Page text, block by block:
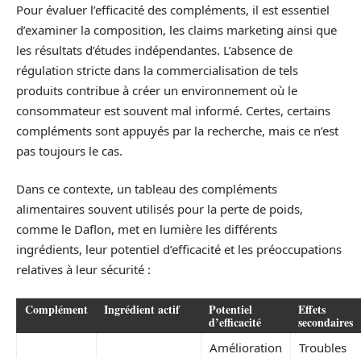
Pour évaluer l’efficacité des compléments, il est essentiel
d’examiner la composition, les claims marketing ainsi que
les résultats d’études indépendantes. L’absence de
régulation stricte dans la commercialisation de tels
produits contribue à créer un environnement où le
consommateur est souvent mal informé. Certes, certains
compléments sont appuyés par la recherche, mais ce n’est
pas toujours le cas.
Dans ce contexte, un tableau des compléments
alimentaires souvent utilisés pour la perte de poids,
comme le Daflon, met en lumière les différents
ingrédients, leur potentiel d’efficacité et les préoccupations
relatives à leur sécurité :
Complément Ingrédient actif Potentiel
d’efficacité
Effets
secondaires
Amélioration
Troubles